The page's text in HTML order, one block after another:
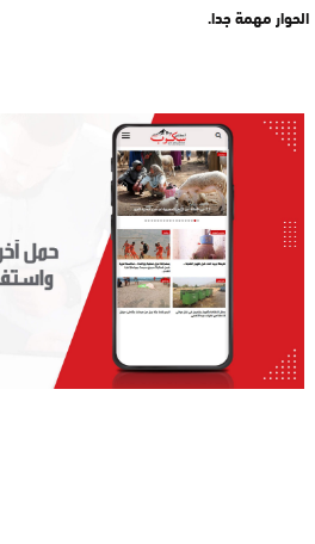
الحوار مهمة جدا.